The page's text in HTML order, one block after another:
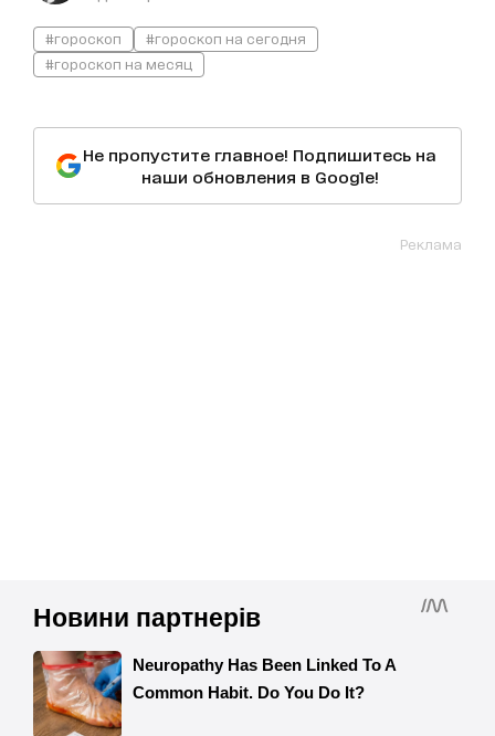
#гороскоп
#гороскоп на сегодня
#гороскоп на месяц
Не пропустите главное! Подпишитесь на
наши обновления в Google!
Реклама